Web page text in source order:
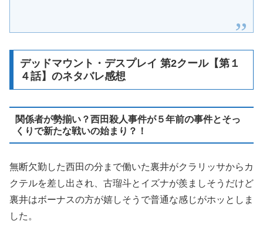
デッドマウント・デスプレイ 第2クール【第１
４話】のネタバレ感想
関係者が勢揃い？西田殺人事件が５年前の事件とそっ
くりで新たな戦いの始まり？！
無断欠勤した西田の分まで働いた裏井がクラリッサからカ
クテルを差し出され、古瑠斗とイズナが羨ましそうだけど
裏井はボーナスの方が嬉しそうで普通な感じがホッとしま
した。